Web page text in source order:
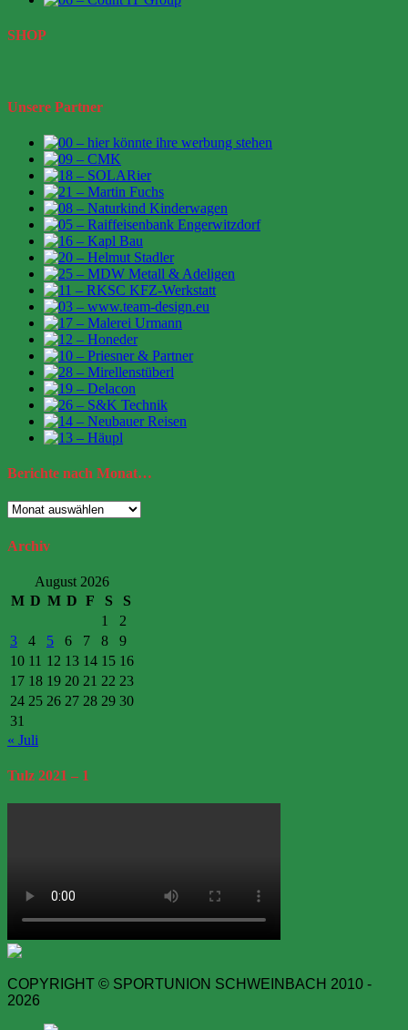
SHOP
Unsere Partner
Berichte nach Monat…
Berichte
Monat…
Archiv
August 2026
M D M D F S
S
1
2
3
4 5 6 7 8
9
10 11 12 13 14 15 16
17 18 19 20 21 22 23
24 25 26 27 28 29 30
31
« Juli
Tulz 2021 – 1
COPYRIGHT © SPORTUNION SCHWEINBACH 2010 -
2026